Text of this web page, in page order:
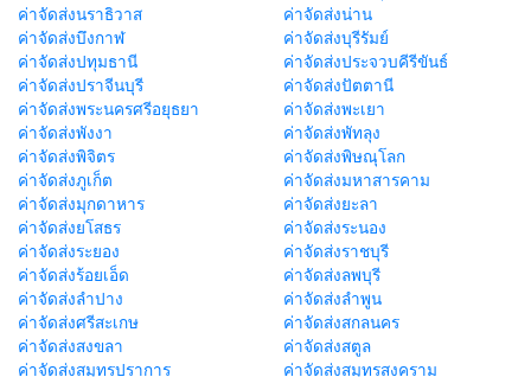
ค่าจัดส่งนราธิวาส
ค่าจัดส่งน่าน
ค่าจัดส่งบึงกาฬ
ค่าจัดส่งบุรีรัมย์
ค่าจัดส่งปทุมธานี
ค่าจัดส่งประจวบคีรีขันธ์
ค่าจัดส่งปราจีนบุรี
ค่าจัดส่งปัตตานี
ค่าจัดส่งพระนครศรีอยุธยา
ค่าจัดส่งพะเยา
ค่าจัดส่งพังงา
ค่าจัดส่งพัทลุง
ค่าจัดส่งพิจิตร
ค่าจัดส่งพิษณุโลก
ค่าจัดส่งภูเก็ต
ค่าจัดส่งมหาสารคาม
ค่าจัดส่งมุกดาหาร
ค่าจัดส่งยะลา
ค่าจัดส่งยโสธร
ค่าจัดส่งระนอง
ค่าจัดส่งระยอง
ค่าจัดส่งราชบุรี
ค่าจัดส่งร้อยเอ็ด
ค่าจัดส่งลพบุรี
ค่าจัดส่งลำปาง
ค่าจัดส่งลำพูน
ค่าจัดส่งศรีสะเกษ
ค่าจัดส่งสกลนคร
ค่าจัดส่งสงขลา
ค่าจัดส่งสตูล
ค่าจัดส่งสมุทรปราการ
ค่าจัดส่งสมุทรสงคราม